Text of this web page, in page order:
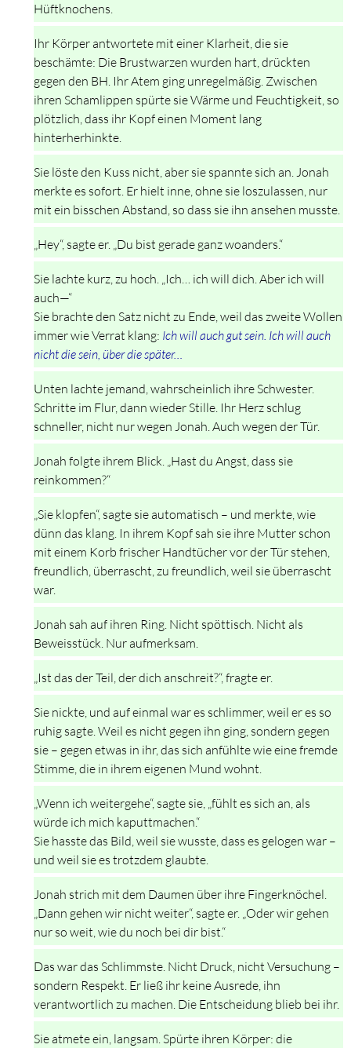
Hüftknochens.
Ihr Körper antwortete mit einer Klarheit, die sie
beschämte: Die Brustwarzen wurden hart, drückten
gegen den BH. Ihr Atem ging unregelmäßig. Zwischen
ihren Schamlippen spürte sie Wärme und Feuchtigkeit, so
plötzlich, dass ihr Kopf einen Moment lang
hinterherhinkte.
Sie löste den Kuss nicht, aber sie spannte sich an. Jonah
merkte es sofort. Er hielt inne, ohne sie loszulassen, nur
mit ein bisschen Abstand, so dass sie ihn ansehen musste.
„Hey“, sagte er. „Du bist gerade ganz woanders.“
Sie lachte kurz, zu hoch. „Ich… ich will dich. Aber ich will
auch—“
Sie brachte den Satz nicht zu Ende, weil das zweite Wollen
immer wie Verrat klang: Ich will auch gut sein. Ich will auch
nicht die sein, über die später…
Unten lachte jemand, wahrscheinlich ihre Schwester.
Schritte im Flur, dann wieder Stille. Ihr Herz schlug
schneller, nicht nur wegen Jonah. Auch wegen der Tür.
Jonah folgte ihrem Blick. „Hast du Angst, dass sie
reinkommen?“
„Sie klopfen“, sagte sie automatisch – und merkte, wie
dünn das klang. In ihrem Kopf sah sie ihre Mutter schon
mit einem Korb frischer Handtücher vor der Tür stehen,
freundlich, überrascht, zu freundlich, weil sie überrascht
war.
Jonah sah auf ihren Ring. Nicht spöttisch. Nicht als
Beweisstück. Nur aufmerksam.
„Ist das der Teil, der dich anschreit?“, fragte er.
Sie nickte, und auf einmal war es schlimmer, weil er es so
ruhig sagte. Weil es nicht gegen ihn ging, sondern gegen
sie – gegen etwas in ihr, das sich anfühlte wie eine fremde
Stimme, die in ihrem eigenen Mund wohnt.
„Wenn ich weitergehe“, sagte sie, „fühlt es sich an, als
würde ich mich kaputtmachen.“
Sie hasste das Bild, weil sie wusste, dass es gelogen war –
und weil sie es trotzdem glaubte.
Jonah strich mit dem Daumen über ihre Fingerknöchel.
„Dann gehen wir nicht weiter“, sagte er. „Oder wir gehen
nur so weit, wie du noch bei dir bist.“
Das war das Schlimmste. Nicht Druck, nicht Versuchung –
sondern Respekt. Er ließ ihr keine Ausrede, ihn
verantwortlich zu machen. Die Entscheidung blieb bei ihr.
Sie atmete ein, langsam. Spürte ihren Körper: die